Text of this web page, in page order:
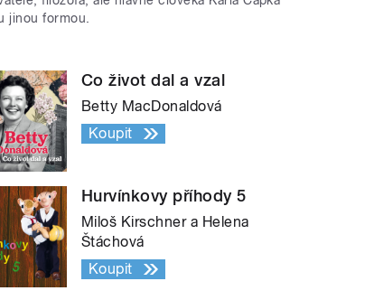
jinou formou.
Co život dal a vzal
Betty MacDonaldová
Koupit
Hurvínkovy příhody 5
Miloš Kirschner a Helena
Štáchová
Koupit